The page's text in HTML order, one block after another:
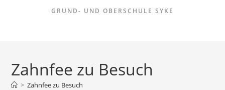
GRUND- UND OBERSCHULE SYKE
Zahnfee zu Besuch
> Zahnfee zu Besuch